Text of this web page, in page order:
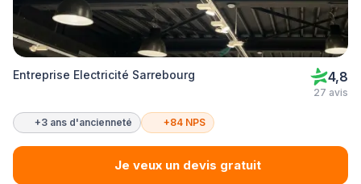
Entreprise Electricité Sarrebourg 4,8
27 avis
+3 ans d'ancienneté +84 NPS
Je veux un devis gratuit